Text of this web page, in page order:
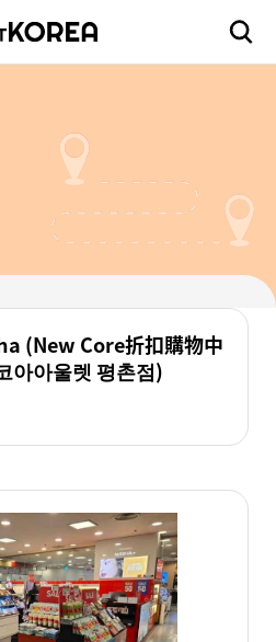
(New Core折扣購物中
아아울렛 평촌점)